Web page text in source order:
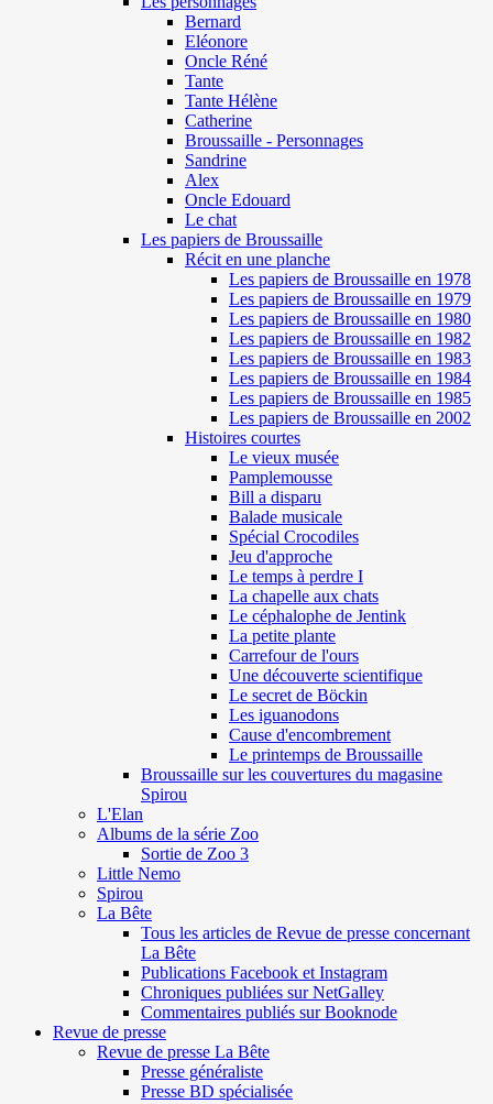
Bernard
Eléonore
Oncle Réné
Tante
Tante Hélène
Catherine
Broussaille - Personnages
Sandrine
Alex
Oncle Edouard
Le chat
Les papiers de Broussaille
Récit en une planche
Les papiers de Broussaille en 1978
Les papiers de Broussaille en 1979
Les papiers de Broussaille en 1980
Les papiers de Broussaille en 1982
Les papiers de Broussaille en 1983
Les papiers de Broussaille en 1984
Les papiers de Broussaille en 1985
Les papiers de Broussaille en 2002
Histoires courtes
Le vieux musée
Pamplemousse
Bill a disparu
Balade musicale
Spécial Crocodiles
Jeu d'approche
Le temps à perdre I
La chapelle aux chats
Le céphalophe de Jentink
La petite plante
Carrefour de l'ours
Une découverte scientifique
Le secret de Böckin
Les iguanodons
Cause d'encombrement
Le printemps de Broussaille
Broussaille sur les couvertures du magasine
Spirou
L'Elan
Albums de la série Zoo
Sortie de Zoo 3
Little Nemo
Spirou
La Bête
Tous les articles de Revue de presse concernant
La Bête
Publications Facebook et Instagram
Chroniques publiées sur NetGalley
Commentaires publiés sur Booknode
Revue de presse
Revue de presse La Bête
Presse généraliste
Presse BD spécialisée